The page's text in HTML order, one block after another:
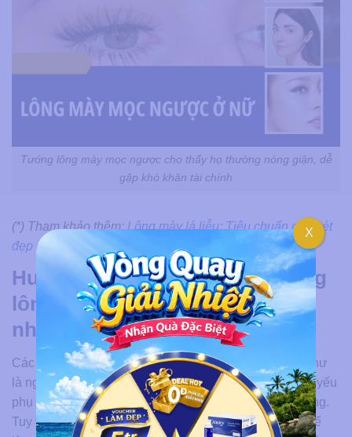
Tướng lông mày mọc ngược cho thấy họ thường nóng giận, dễ
gặp khó khăn tài chính
(*) Tham khảo thêm:Lông mày lá liễu: Tiêu chuẩn cho nét
đẹp của phụ nữ Á Đông
Hướng dẫn cách xử lý tình trạng
lông mày mọc ngược an toàn,
nhanh chóng
Các giải thích về nhân tướng học chỉ nên được xem như
là nguồn tham khảo, bởi vận mệnh của mỗi người chủ yếu
phụ thuộc vào sự cố gắng không ngừng trong cuộc sống.
Tuy vậy, nếu bạn muốn cải thiện hình dạng lông mày để
X